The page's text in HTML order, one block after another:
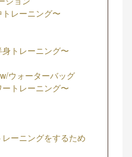
レーニング〜
トレーニング〜
ウォーターバッグ
トレーニング〜
ーニングをするため